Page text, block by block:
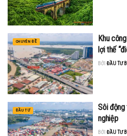
CHUYÊN ĐỀ
Khu
lợi thế
BỞI ĐẦU TƯ
ĐẦU TƯ
Sôi
nghiệp
BỞI ĐẦU TƯ